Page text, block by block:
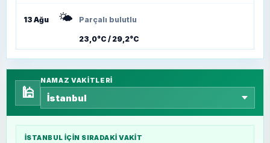
13 Ağu 🌤️ Parçalı bulutlu
23,0°C / 29,2°C
🕌
NAMAZ VAKITLERI
İSTANBUL IÇIN SIRADAKI VAKIT